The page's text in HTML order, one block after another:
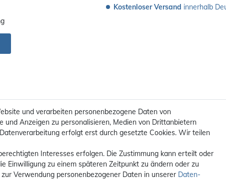
Kostenloser Versand innerhalb
/ **Kostenloser Versand innerhalb Deutschlands. Versandkosten in
© 2012 - 2026 orex.de / powered bycreateyourtemplate
und verarbeiten personenbezogene Daten von
und Anzeigen zu personalisieren, Medien von Drittanbietern
erfolgt erst durch gesetzte Cookies. Wir teilen
Interesses erfolgen. Die Zustimmung kann erteilt oder
Einwilligung zu einem späteren Zeitpunkt zu ändern oder zu
Verwendung personenbezogener Daten in unserer Daten­